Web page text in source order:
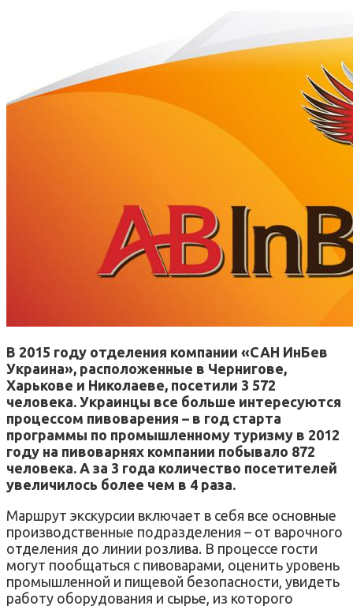
В 2015 году отделения компании «САН ИнБев
Украина», расположенные в Чернигове,
Харькове и Николаеве, посетили 3 572
человека. Украинцы все больше интересуются
процессом пивоварения – в год старта
программы по промышленному туризму в 2012
году на пивоварнях компании побывало 872
человека. А за 3 года количество посетителей
увеличилось более чем в 4 раза.
Маршрут экскурсии включает в себя все основные
производственные подразделения – от варочного
отделения до линии розлива. В процессе гости
могут пообщаться с пивоварами, оценить уровень
промышленной и пищевой безопасности, увидеть
работу оборудования и сырье, из которого